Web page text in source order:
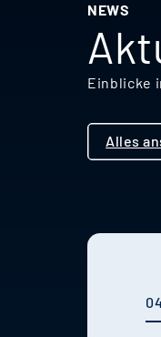
NEWS
Einblicke
Alles